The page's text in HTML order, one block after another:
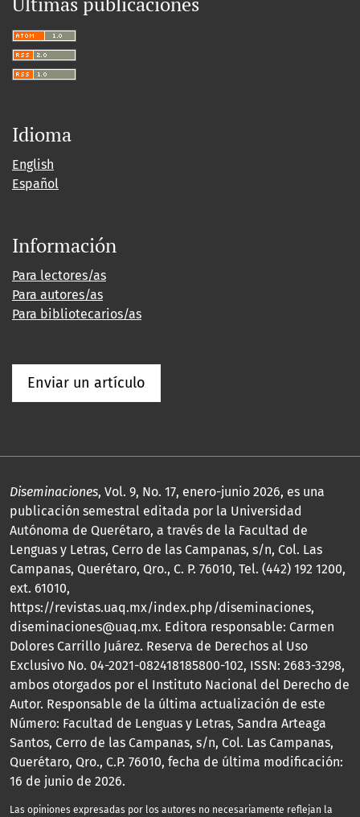
Idioma
English
Español
Información
Para lectores/as
Para autores/as
Para bibliotecarios/as
Enviar un artículo
Diseminaciones, Vol. 9, No. 17, enero-junio 2026, es una
publicación semestral editada por la Universidad
Autónoma de Querétaro, a través de la Facultad de
Lenguas y Letras, Cerro de las Campanas, s/n, Col. Las
Campanas, Querétaro, Qro., C. P. 76010, Tel. (442) 192 1200,
ext. 61010,
https://revistas.uaq.mx/index.php/diseminaciones,
diseminaciones@uaq.mx. Editora responsable: Carmen
Dolores Carrillo Juárez. Reserva de Derechos al Uso
Exclusivo No. 04-2021-082418185800-102, ISSN: 2683-3298,
ambos otorgados por el Instituto Nacional del Derecho de
Autor. Responsable de la última actualización de este
Número: Facultad de Lenguas y Letras, Sandra Arteaga
Santos, Cerro de las Campanas, s/n, Col. Las Campanas,
Querétaro, Qro., C.P. 76010, fecha de última modificación:
16 de junio de 2026.
Las opiniones expresadas por los autores no necesariamente reflejan la